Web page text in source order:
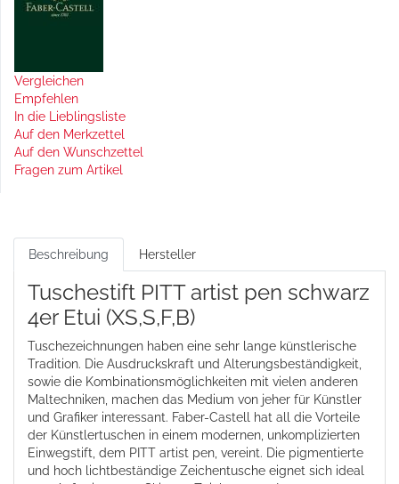
Vergleichen
Empfehlen
In die Lieblingsliste
Auf den Merkzettel
Auf den Wunschzettel
Fragen zum Artikel
Beschreibung Hersteller
Tuschestift PITT artist pen schwarz
4er Etui (XS,S,F,B)
Tuschezeichnungen haben eine sehr lange künstlerische
Tradition. Die Ausdruckskraft und Alterungsbeständigkeit,
sowie die Kombinationsmöglichkeiten mit vielen anderen
Maltechniken, machen das Medium von jeher für Künstler
und Grafiker interessant. Faber-Castell hat all die Vorteile
der Künstlertuschen in einem modernen, unkomplizierten
Einwegstift, dem PITT artist pen, vereint. Die pigmentierte
und hoch lichtbeständige Zeichentusche eignet sich ideal